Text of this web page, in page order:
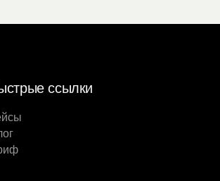
ссылки